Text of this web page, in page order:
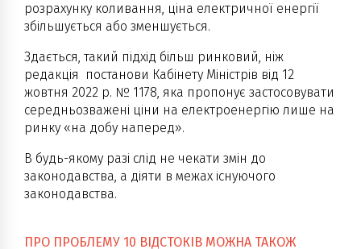
розрахунку коливання, ціна електричної енергії
збільшується або зменшується.
Здається, такий підхід більш ринковий, ніж
редакція постанови Кабінету Міністрів від 12
жовтня 2022 р. № 1178, яка пропонує застосовувати
середньозважені ціни на електроенергію лише на
ринку «на добу наперед».
В будь-якому разі слід не чекати змін до
законодавства, а діяти в межах існуючого
законодавства.
ПРО ПРОБЛЕМУ 10 ВІДСТОКІВ МОЖНА ТАКОЖ